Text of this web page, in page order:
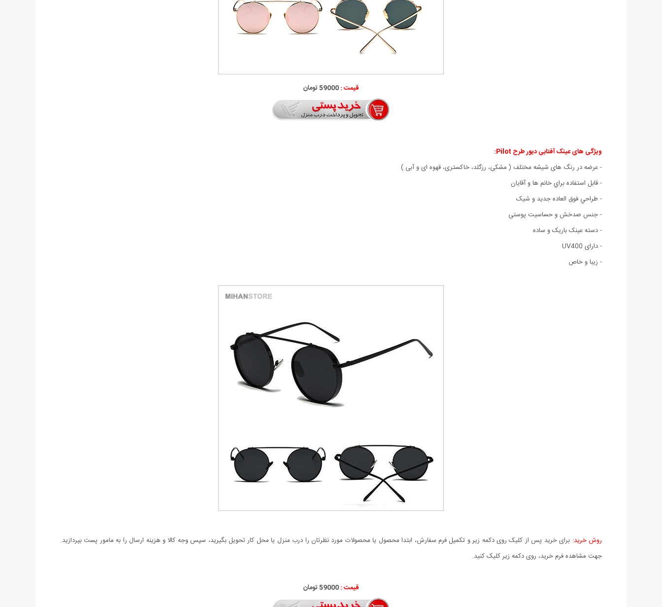
قیمت :59000 تومان
ویژگی های عینک آفتابی دیور طرح Pilot
:
- عرضه در رنگ های شیشه مختلف ( مشکی، رزگلد، خاکستری، قهوه ای و آبی )
- قابل استفاده براي خانم ها و آقايان
- طراحي فوق العاده جديد و شيک
- جنس صدخش و حساسیت پوستی
- دسته عینک باریک و ساده
- دارای UV400
- زیبا و خاص
روش خرید: برای خرید پس از کلیک روی دکمه زیر و تکمیل فرم سفارش، ابتدا محصول یا محصولات مورد نظرتان را درب منزل یا محل کار تحویل بگیرید، سپس وجه کالا و هزینه ارسال را به مامور پست بپردازید.
جهت مشاهده فرم خرید، روی دکمه زیر کلیک کنید.
قیمت :59000 تومان